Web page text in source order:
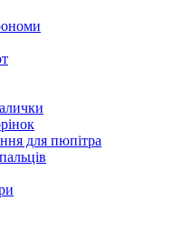
для пюпітра